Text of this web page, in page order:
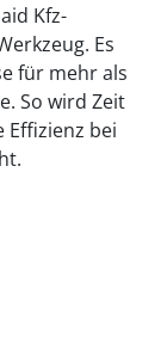
Kfz-
Es
für mehr als
So wird Zeit
Effizienz bei